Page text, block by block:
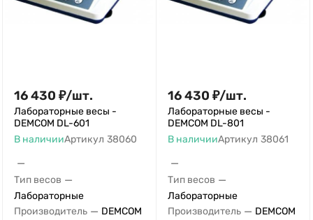
16 430 ₽/шт.
Лабораторные весы -
DEMCOM DL-601
В наличииАртикул 38060
—
Тип весов —
Лабораторные
Производитель — DEMCOM
16 430 ₽/шт.
Лабораторные весы -
DEMCOM DL-801
В наличииАртикул 38061
—
Тип весов —
Лабораторные
Производитель — DEMCOM